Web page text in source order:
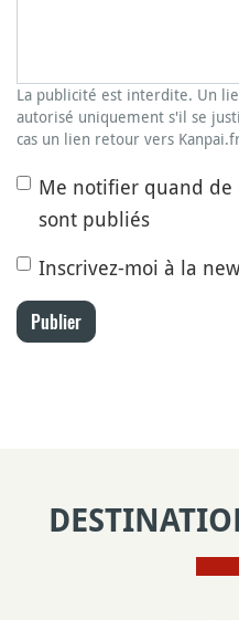
La publicité est interdite. Un
autorisé uniquement s'il se
cas un lien retour vers
Me notifier quand de
sont publiés
Inscrivez-moi à la
Publier